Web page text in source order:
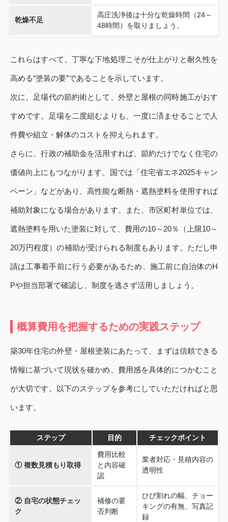
乾燥不足
高圧洗浄後は十分な乾燥時間（24～
48時間）を取りましょう。
これらはすべて、丁寧な下地処理こそが仕上がりと耐久性を
高める“塗装の要”であることを示しています。
次に、足場代の節約術として、外壁と屋根の同時施工がおす
すめです。足場を二度組むよりも、一度に済ませることで人
件費や組立・解体のコストを抑えられます。
さらに、行政の補助金を活用すれば、節約だけでなく住宅の
価値向上にもつながります。国では「住宅省エネ2025キャン
ペーン」などがあり、高性能な断熱・遮熱塗料を使用すれば
補助対象になる場合があります。また、市区町村単位では、
遮熱塗料を用いた塗装に対して、費用の10～20％（上限10～
20万円程度）の補助が受けられる制度もあります。ただし申
請は工事着手前に行う必要があるため、施工前に自治体のH
Pや担当部署で確認し、制度を逃さず活用しましょう。
概算費用を把握するための実践ステップ
築30年住宅の外壁・屋根塗装にあたって、まずは信頼できる
情報に基づいて現状を確かめ、費用感を具体的につかむこと
が大切です。以下のステップを参考にしていただければと思
います。
ステップ 目的 チェックポイント
① 複数見積もり取得
費用比較
と内容確
認
業者対応・見積内容の
透明性
② 自宅の状態チェッ
ク
補修の要
否判断
ひび割れの幅、チョー
キングの有無、写真記
録